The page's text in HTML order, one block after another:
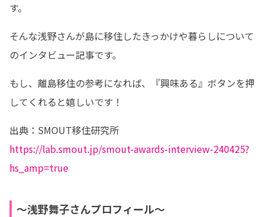
す。
そんな浅野さんが島に移住したきっかけや暮らしについて
のインタビュー記事です。
もし、離島移住の参考になれば、『興味ある』ボタンを押
してくれると嬉しいです！
https://lab.smout.jp/smout-awards-interview-240425?
hs_amp=true
〜浅野舞子さんプロフィール〜